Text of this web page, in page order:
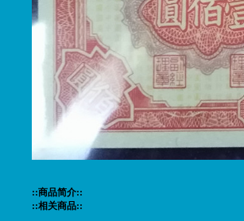
::商品简介::
::相关商品::